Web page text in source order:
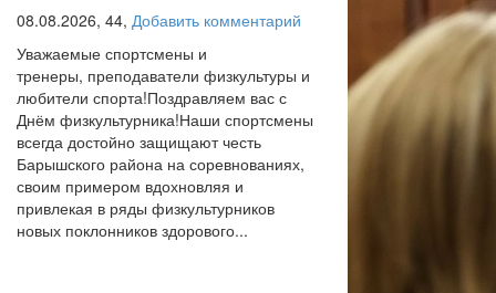
08.08.2026, 44, Добавить комментарий
Уважаемые спортсмены и
тренеры, преподаватели физкультуры и
любители спорта!Поздравляем вас с
Днём физкультурника!Наши спортсмены
всегда достойно защищают честь
Барышского района на соревнованиях,
своим примером вдохновляя и
привлекая в ряды физкультурников
новых поклонников здорового...